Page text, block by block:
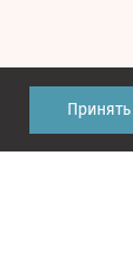
Принять